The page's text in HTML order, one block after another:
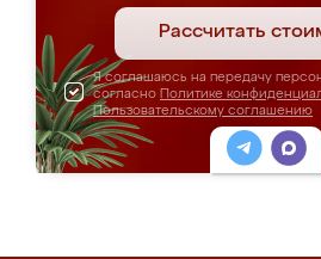
Рассчитать
Я соглашаюсь на передачу
согласно Политике
Пользовательскому соглашению